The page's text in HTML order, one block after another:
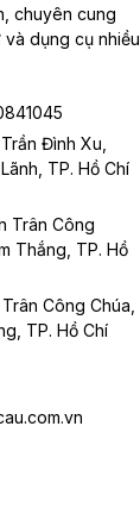
chuyên cung
dụng cụ nhiều
Đình Xu,
TP. Hồ Chí
Trân Công
Thắng, TP. Hồ
Công Chúa,
TP. Hồ Chí